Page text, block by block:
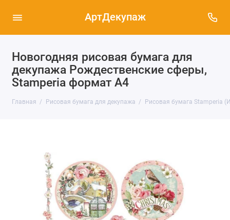
АртДекупаж
Новогодняя рисовая бумага для
декупажа Рождественские сферы,
Stamperia формат А4
Главная Рисовая бумага для декупажа Рисовая бумага Stamperia